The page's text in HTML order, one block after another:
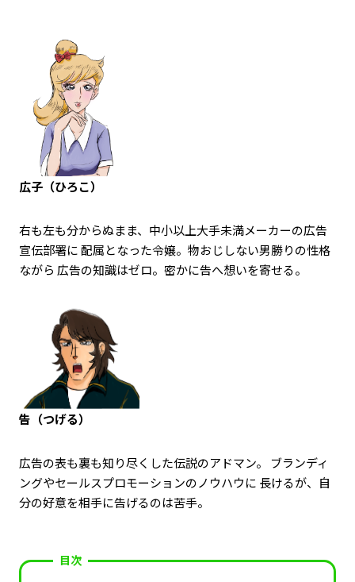
広子（ひろこ）
右も左も分からぬまま、中小以上大手未満メーカーの広告
宣伝部署に 配属となった令嬢。物おじしない男勝りの性格
ながら 広告の知識はゼロ。密かに告へ想いを寄せる。
告（つげる）
広告の表も裏も知り尽くした伝説のアドマン。 ブランディ
ングやセールスプロモーションのノウハウに 長けるが、自
分の好意を相手に告げるのは苦手。
目次